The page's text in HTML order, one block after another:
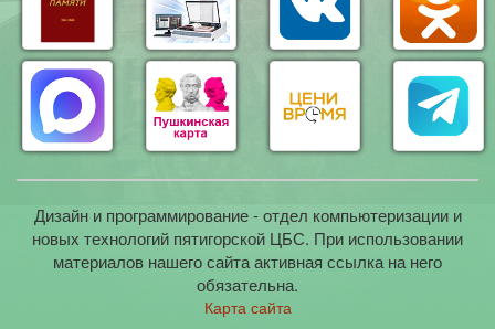
Дизайн и программирование - отдел компьютеризации и
новых технологий пятигорской ЦБС. При использовании
материалов нашего сайта активная ссылка на него
обязательна.
Карта сайта